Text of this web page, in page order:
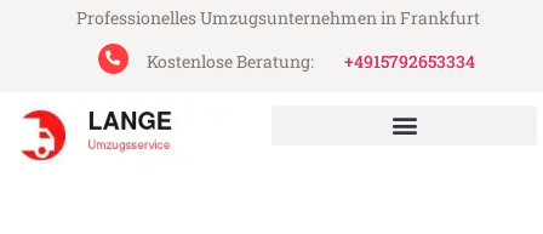
Professionelles Umzugsunternehmen in Frankfurt
Kostenlose Beratung:
+4915792653334